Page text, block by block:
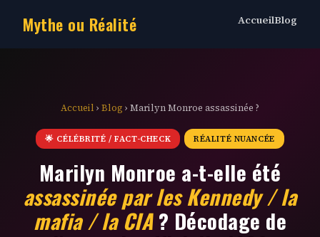
Mythe ou Réalité AccueilBlog
Accueil › Blog › Marilyn Monroe assassinée ?
🌟 CÉLÉBRITÉ / FACT-CHECK RÉALITÉ NUANCÉE
Marilyn Monroe a-t-elle été
assassinée par les Kennedy / la
mafia / la CIA? Décodage de